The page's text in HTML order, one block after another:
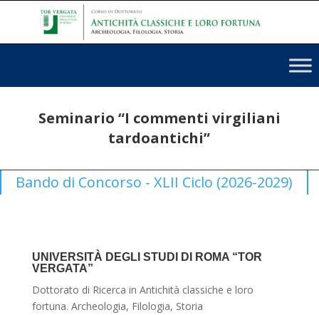
Seminario “I commenti virgiliani
tardoantichi”
Bando di Concorso - XLII Ciclo (2026-2029)
UNIVERSITÀ DEGLI STUDI DI ROMA “TOR
VERGATA”
Dottorato di Ricerca in Antichità classiche e loro
fortuna. Archeologia, Filologia, Storia